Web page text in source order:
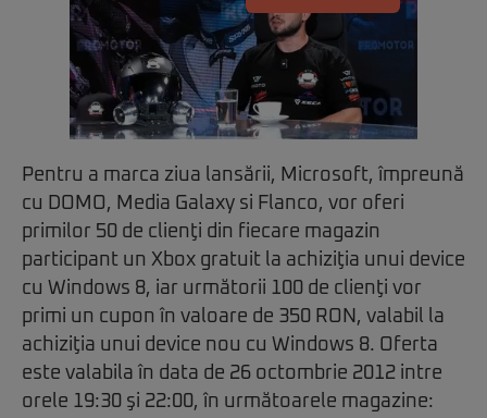
Pentru a marca ziua lansării, Microsoft, împreună
cu DOMO, Media Galaxy si Flanco, vor oferi
primilor 50 de clienţi din fiecare magazin
participant un Xbox gratuit la achiziţia unui device
cu Windows 8, iar următorii 100 de clienţi vor
primi un cupon în valoare de 350 RON, valabil la
achiziţia unui device nou cu Windows 8. Oferta
este valabila în data de 26 octombrie 2012 intre
orele 19:30 şi 22:00, în următoarele magazine: